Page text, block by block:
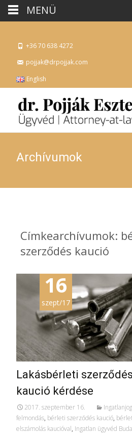
+36 70 638 4272
pojjak@drpojjak.com
English
Archívumok
Címkearchívumok:
szerződés kaució
16
szept/17
Lakásbérleti
kaució kérdése
2017. szeptember 16. Ingatlanjog
felmondás, bérleti szerződés kaució,
elszámolás kaucióval, Ingatlan ügyvéd
MENÜ